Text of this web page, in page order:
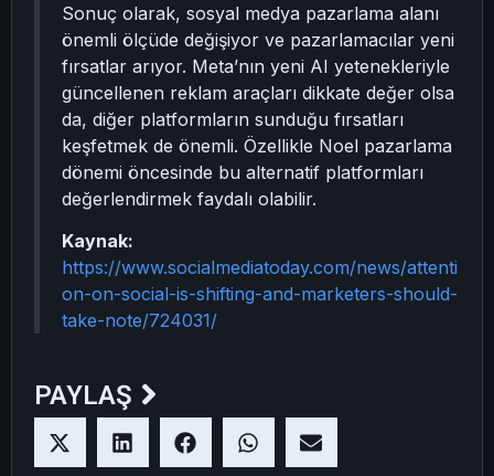
Sonuç olarak, sosyal medya pazarlama alanı
önemli ölçüde değişiyor ve pazarlamacılar yeni
fırsatlar arıyor. Meta’nın yeni AI yetenekleriyle
güncellenen reklam araçları dikkate değer olsa
da, diğer platformların sunduğu fırsatları
keşfetmek de önemli. Özellikle Noel pazarlama
dönemi öncesinde bu alternatif platformları
değerlendirmek faydalı olabilir.
Kaynak:
https://www.socialmediatoday.com/news/attenti
on-on-social-is-shifting-and-marketers-should-
take-note/724031/
PAYLAŞ